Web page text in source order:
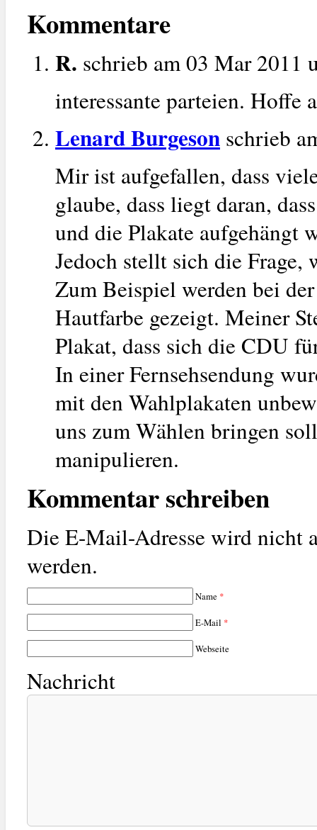
Kommentare
R. schrieb am 03 Mar 2011
interessante parteien. Hoffe
Lenard Burgeson schrieb
Mir ist aufgefallen, dass
glaube, dass liegt daran,
und die Plakate aufgehängt
Jedoch stellt sich die
Zum Beispiel werden bei
Hautfarbe gezeigt. Meiner
Plakat, dass sich die CDU
In einer Fernsehsendung
mit den Wahlplakaten
uns zum Wählen bringen
manipulieren.
Kommentar schreiben
Die E-Mail-Adresse wird nicht
werden.
Name *
E-Mail *
Webseite
Nachricht